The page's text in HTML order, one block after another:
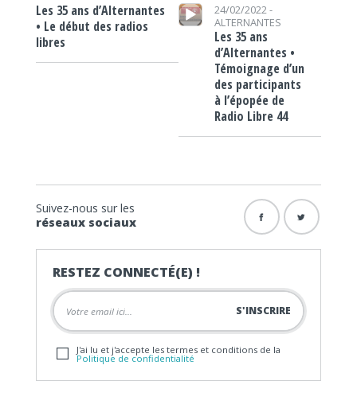
Les 35 ans d’Alternantes
• Le début des radios
libres
24/02/2022 -
ALTERNANTES
Les 35 ans
d’Alternantes •
Témoignage d’un
des participants
à l’épopée de
Radio Libre 44
Suivez-nous sur les
réseaux sociaux
RESTEZ CONNECTÉ(E) !
J'ai lu et j'accepte les termes et conditions de la
Politique de confidentialité